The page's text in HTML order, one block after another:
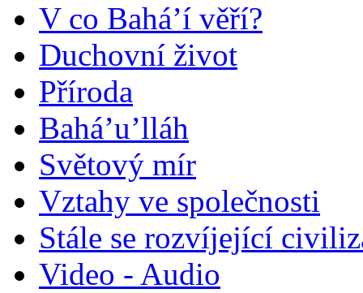
V co Bahá’í věří?
Duchovní život
Příroda
Bahá’u’lláh
Světový mír
Vztahy ve společnosti
Stále se rozvíjející
Video - Audio